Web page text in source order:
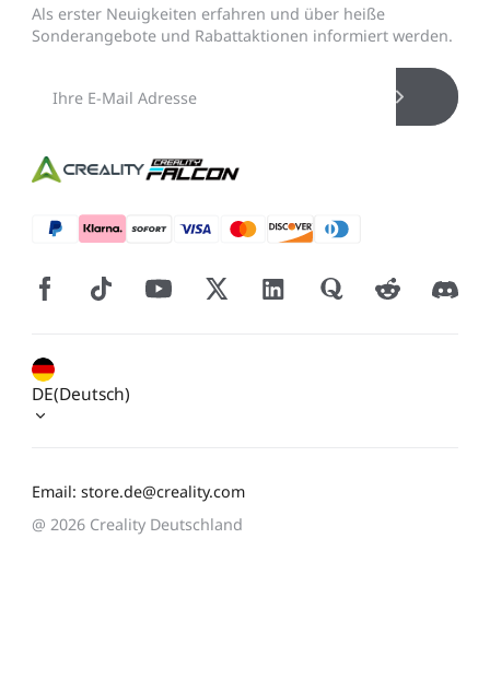
Als erster Neuigkeiten erfahren und über heiße
Sonderangebote und Rabattaktionen informiert werden.
Email: store.de@creality.com
DE(Deutsch)
@ 2026 Creality Deutschland